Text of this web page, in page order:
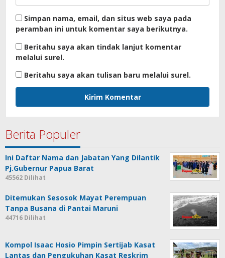
Simpan nama, email, dan situs web saya pada
peramban ini untuk komentar saya berikutnya.
Beritahu saya akan tindak lanjut komentar
melalui surel.
Beritahu saya akan tulisan baru melalui surel.
Berita Populer
Ini Daftar Nama dan Jabatan Yang Dilantik
Pj.Gubernur Papua Barat
45562 Dilihat
Ditemukan Sesosok Mayat Perempuan
Tanpa Busana di Pantai Maruni
44716 Dilihat
Kompol Isaac Hosio Pimpin Sertijab Kasat
Lantas dan Pengukuhan Kasat Reskrim